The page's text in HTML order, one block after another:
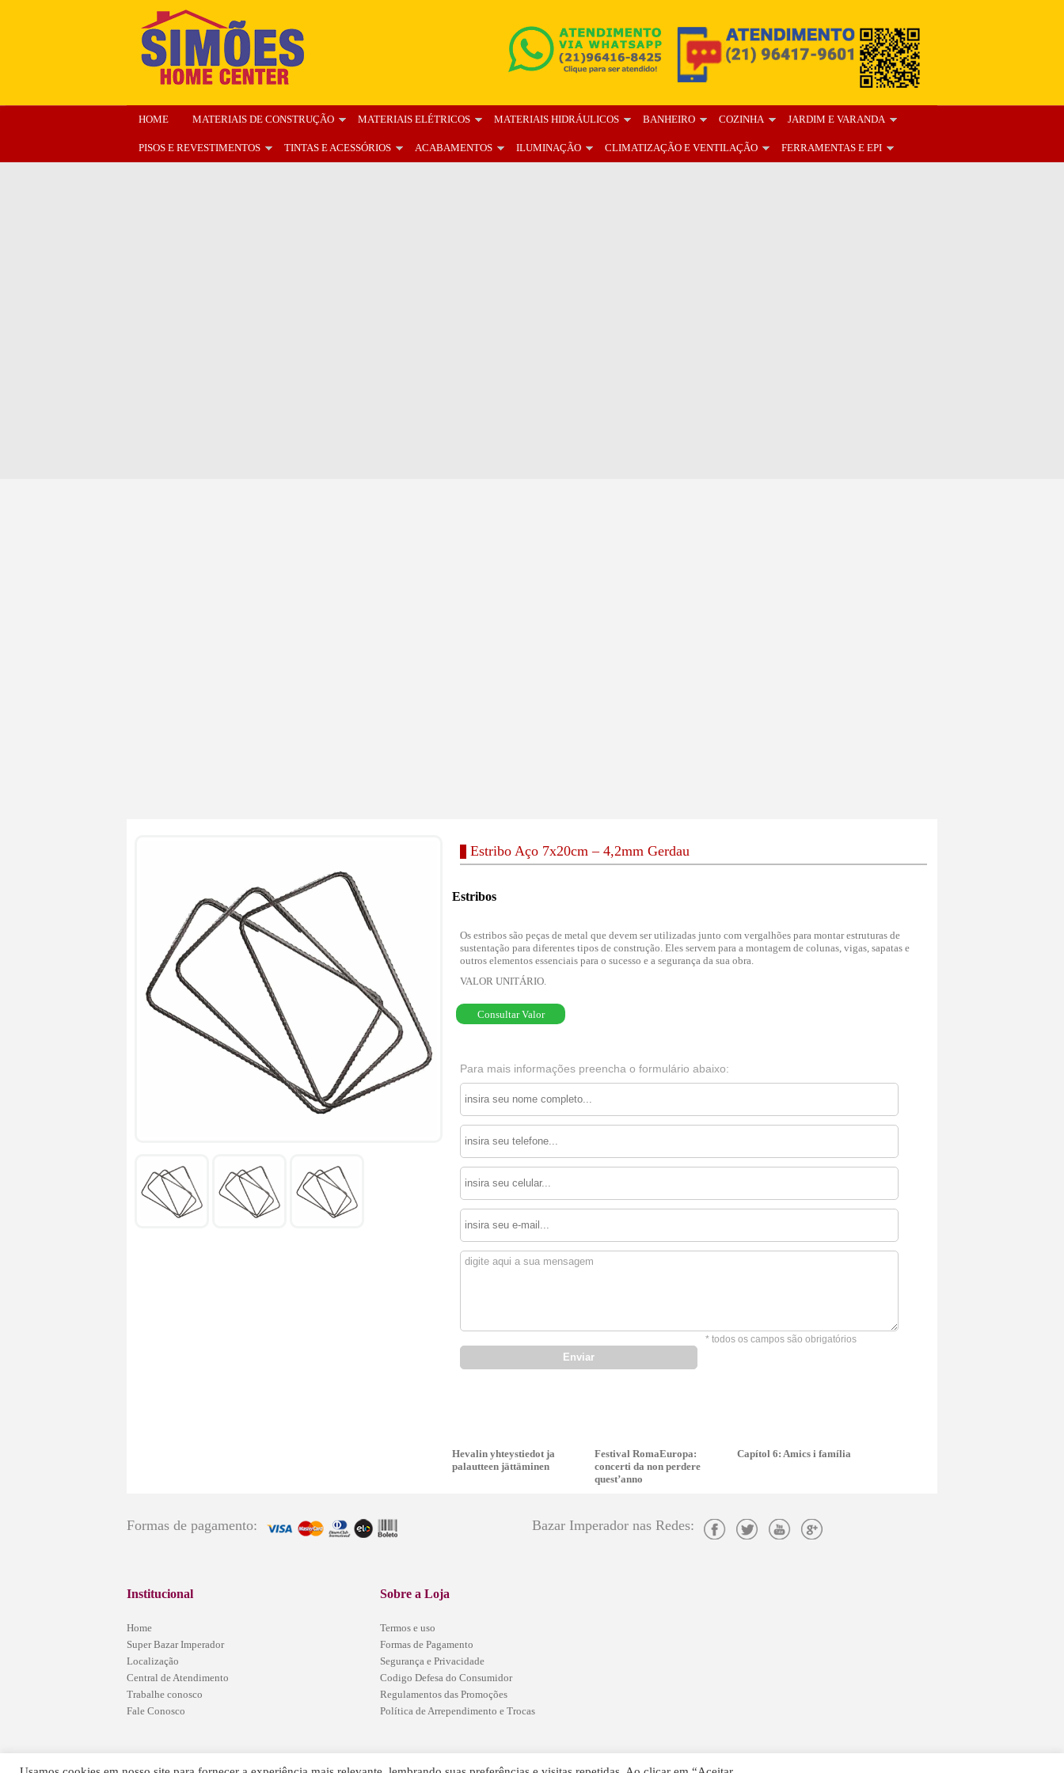
HOME MATERIAIS DE CONSTRUÇÃO MATERIAIS ELÉTRICOS MATERIAIS HIDRÁULICOS BANHEIRO COZINHA JARDIM E VARANDA
PISOS E REVESTIMENTOS TINTAS E ACESSÓRIOS ACABAMENTOS ILUMINAÇÃO CLIMATIZAÇÃO E VENTILAÇÃO FERRAMENTAS E EPI
Estribo Aço 7x20cm – 4,2mm Gerdau
Estribos
Os estribos são peças de metal que devem ser utilizadas junto com vergalhões para montar estruturas de
sustentação para diferentes tipos de construção. Eles servem para a montagem de colunas, vigas, sapatas e
outros elementos essenciais para o sucesso e a segurança da sua obra.
VALOR UNITÁRIO.
Consultar Valor
Para mais informações preencha o formulário abaixo:
* todos os campos são obrigatórios
Hevalin yhteystiedot ja
palautteen jättäminen
Festival RomaEuropa:
concerti da non perdere
quest’anno
Capítol 6: Amics i família
Formas de pagamento: Bazar Imperador nas Redes:
Institucional
Home
Super Bazar Imperador
Localização
Central de Atendimento
Trabalhe conosco
Fale Conosco
Sobre a Loja
Termos e uso
Formas de Pagamento
Segurança e Privacidade
Codigo Defesa do Consumidor
Regulamentos das Promoções
Política de Arrependimento e Trocas